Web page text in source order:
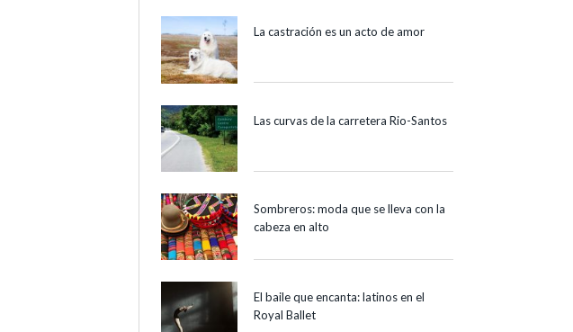
La castración es un acto de amor
Las curvas de la carretera Rio-Santos
Sombreros: moda que se lleva con la
cabeza en alto
El baile que encanta: latinos en el
Royal Ballet